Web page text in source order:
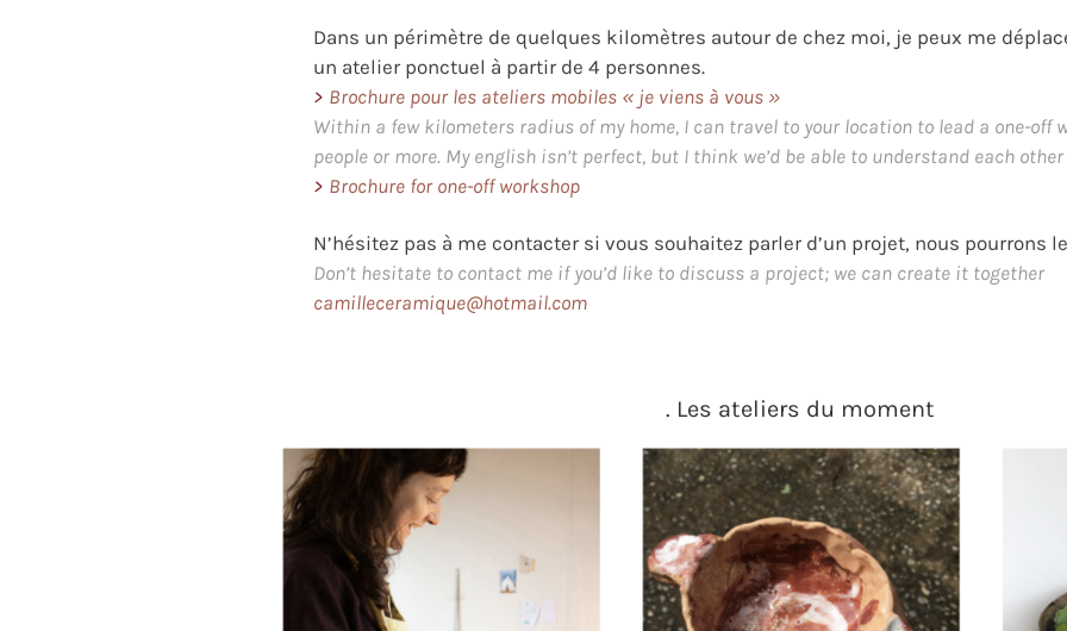
Dans un périmètre de quelques kilomètres autour de chez moi, je peux me
un atelier ponctuel à partir de 4 personnes.
> Brochure pour les ateliers mobiles « je viens à vous »
Within a few kilometers radius of my home, I can travel to your location to lead a one-off
people or more. My english isn’t perfect, but I think we’d be able to understand each
> Brochure for one-off workshop
N’hésitez pas à me contacter si vous souhaitez parler d’un projet, nous pourrons
Don’t hesitate to contact me if you’d like to discuss a project; we can create it together
camilleceramique@hotmail.com
. Les ateliers du moment